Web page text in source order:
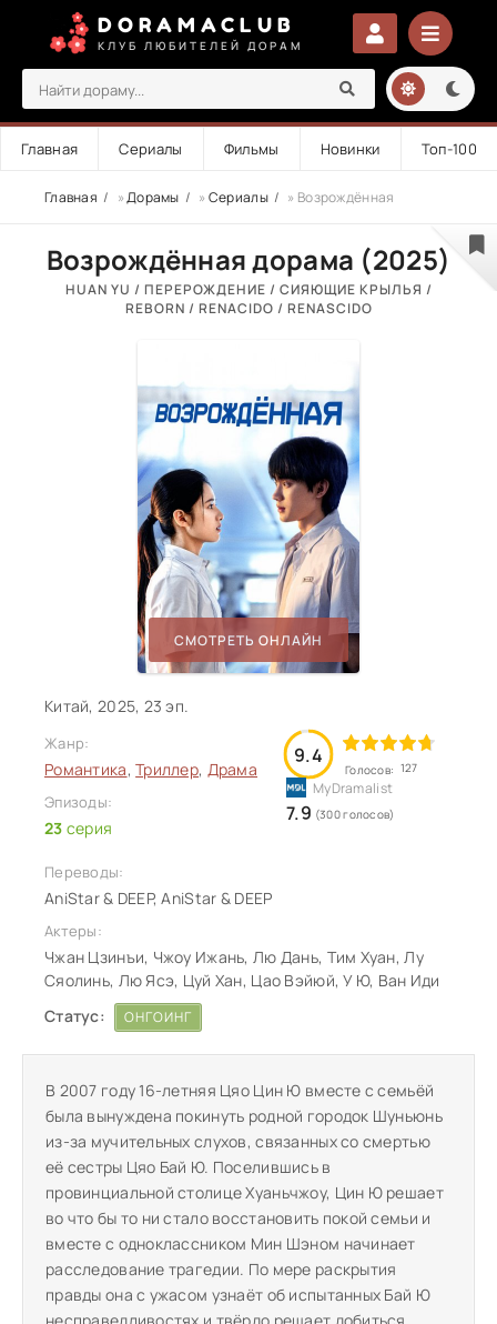
DORAMACLUB
КЛУБ ЛЮБИТЕЛЕЙ ДОРАМ
Главная Сериалы Фильмы Новинки Топ-100
Главная »Дорамы » Сериалы » Возрождённая
Возрождённая дорама (2025)
HUAN YU / ПЕРЕРОЖДЕНИЕ / СИЯЮЩИЕ КРЫЛЬЯ /
REBORN / RENACIDO / RENASCIDO
СМОТРЕТЬ ОНЛАЙН
Китай, 2025, 23 эп.
Жанр:
Романтика,Триллер, Драма
Эпизоды:
23 серия
9.4
Голосов: 127
7.9 (300 голосов)
Переводы:
AniStar & DEEP, AniStar & DEEP
Актеры:
Чжан Цзинъи, Чжоу Ижань, Лю Дань, Тим Хуан, Лу
Сяолинь, Лю Ясэ, Цуй Хан, Цао Вэйюй, У Ю, Ван Иди
Статус:
ОНГОИНГ
В 2007 году 16-летняя Цяо Цин Ю вместе с семьёй
была вынуждена покинуть родной городок Шуньюнь
из-за мучительных слухов, связанных со смертью
её сестры Цяо Бай Ю. Поселившись в
провинциальной столице Хуаньчжоу, Цин Ю решает
во что бы то ни стало восстановить покой семьи и
вместе с одноклассником Мин Шэном начинает
расследование трагедии. По мере раскрытия
правды она с ужасом узнаёт об испытанных Бай Ю